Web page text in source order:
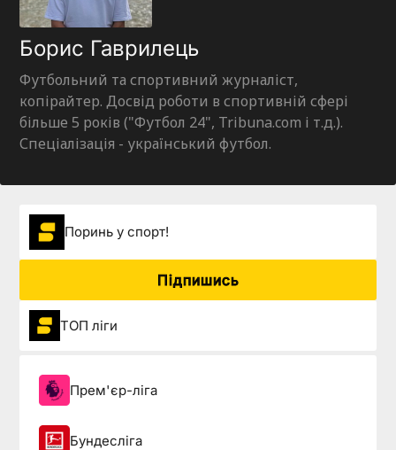
Борис Гаврилець
Футбольний та спортивний журналіст,
копірайтер. Досвід роботи в спортивній сфері
більше 5 років ("Футбол 24", Tribuna.com і т.д.).
Спеціалізація - український футбол.
Поринь у спорт!
Підпишись
ТОП ліги
Прем'єр-ліга
Бундесліга